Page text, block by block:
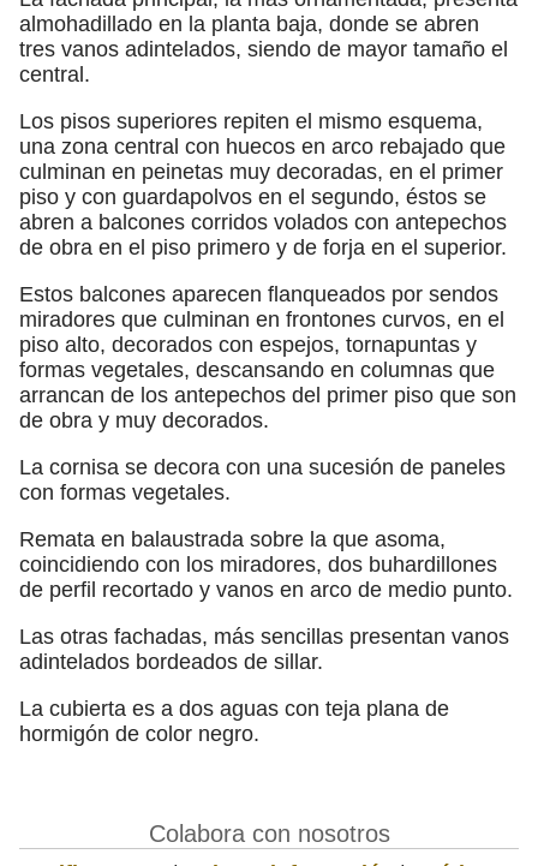
almohadillado en la planta baja, donde se abren
tres vanos adintelados, siendo de mayor tamaño el
central.
Los pisos superiores repiten el mismo esquema,
una zona central con huecos en arco rebajado que
culminan en peinetas muy decoradas, en el primer
piso y con guardapolvos en el segundo, éstos se
abren a balcones corridos volados con antepechos
de obra en el piso primero y de forja en el superior.
Estos balcones aparecen flanqueados por sendos
miradores que culminan en frontones curvos, en el
piso alto, decorados con espejos, tornapuntas y
formas vegetales, descansando en columnas que
arrancan de los antepechos del primer piso que son
de obra y muy decorados.
La cornisa se decora con una sucesión de paneles
con formas vegetales.
Remata en balaustrada sobre la que asoma,
coincidiendo con los miradores, dos buhardillones
de perfil recortado y vanos en arco de medio punto.
Las otras fachadas, más sencillas presentan vanos
adintelados bordeados de sillar.
La cubierta es a dos aguas con teja plana de
hormigón de color negro.
Colabora con nosotros